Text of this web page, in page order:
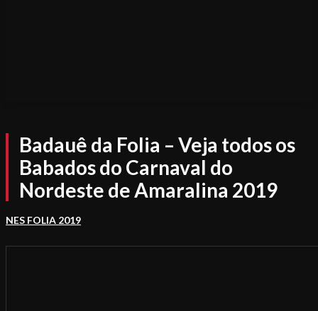
Badauê da Folia – Veja todos os
Babados do Carnaval do
Nordeste de Amaralina 2019
NES FOLIA 2019